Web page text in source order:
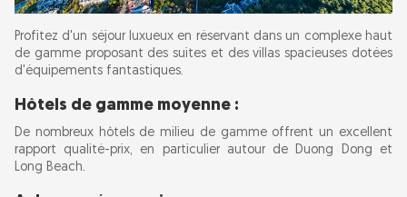
Profitez d'un séjour luxueux en réservant dans un complexe haut
de gamme proposant des suites et des villas spacieuses dotées
d'équipements fantastiques.
Hôtels de gamme moyenne :
De nombreux hôtels de milieu de gamme offrent un excellent
rapport qualité-prix, en particulier autour de Duong Dong et
Long Beach.